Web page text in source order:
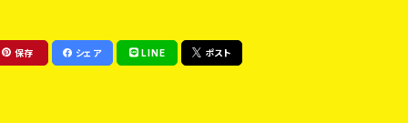
保存 シェア LINE ポスト